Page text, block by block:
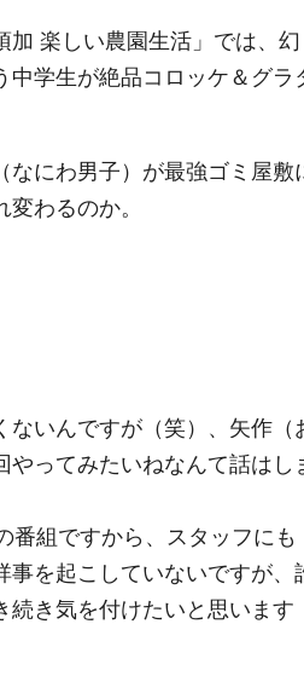
楽しい農園生活」では、幻
学生が絶品コロッケ＆グラ
にわ男子）が最強ゴミ屋敷
わるのか。
ないんですが（笑）、矢作（
ってみたいねなんて話はし
番組ですから、スタッフにも
事を起こしていないですが、
続き気を付けたいと思います